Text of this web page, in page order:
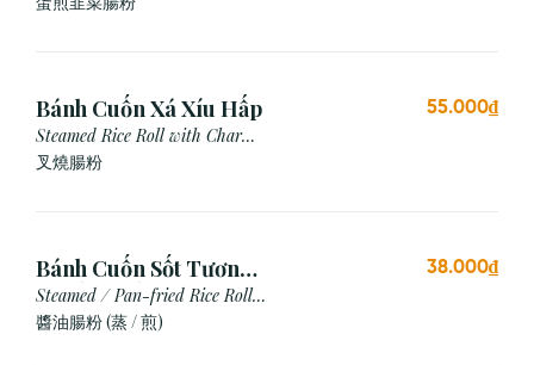
Bánh Cuốn Xá Xíu Hấp
Steamed Rice Roll with Char
Siu
叉燒腸粉
55.000₫
Bánh Cuốn Sốt Tương
Xì Dầu (Hấp/Chiên)
Steamed / Pan-fried Rice Roll
with Soy Sauce
醬油腸粉 (蒸 / 煎)
38.000₫